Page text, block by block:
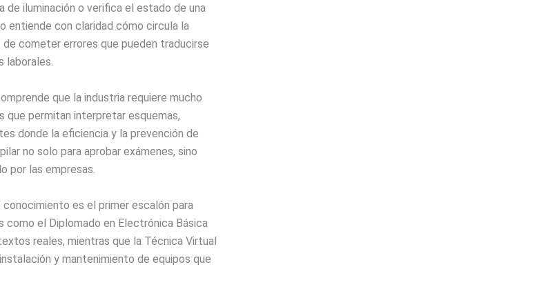
iluminación o verifica el estado de una
entiende con claridad cómo circula la
cometer errores que pueden traducirse
laborales.
que la industria requiere mucho
que permitan interpretar esquemas,
donde la eficiencia y la prevención de
no solo para aprobar exámenes, sino
por las empresas.
es el primer escalón para
como el Diplomado en Electrónica Básica
reales, mientras que la Técnica Virtual
y mantenimiento de equipos que